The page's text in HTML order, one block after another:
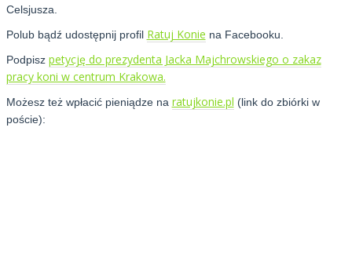
Celsjusza.
Polub bądź udostępnij profil Ratuj Konie na Facebooku.
Podpisz petycję do prezydenta Jacka Majchrowskiego o zakaz
pracy koni w centrum Krakowa.
Możesz też wpłacić pieniądze na ratujkonie.pl (link do zbiórki w
poście):